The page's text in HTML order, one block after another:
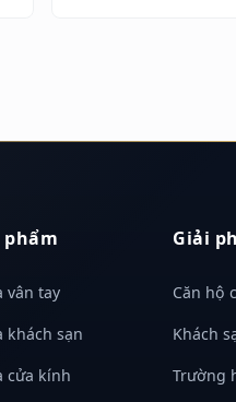
phẩm
vân tay
khách sạn
cửa kính
Giải
Căn hộ
Khách
Trường